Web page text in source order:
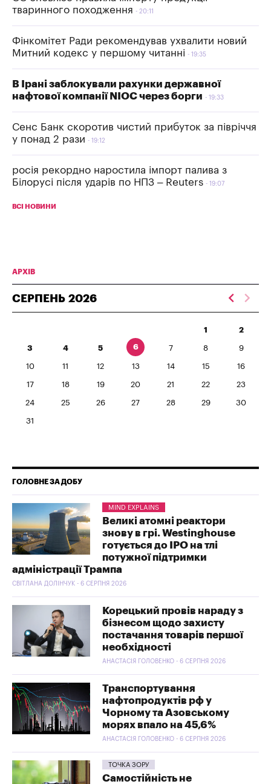
тваринного походження
20:11
Фінкомітет Ради рекомендував ухвалити новий
Митний кодекс у першому читанні
19:35
В Ірані заблокували рахунки державної
нафтової компанії NIOC через борги
19:33
Сенс Банк скоротив чистий прибуток за півріччя
у понад 2 рази
19:12
росія рекордно наростила імпорт палива з
Білорусі після ударів по НПЗ – Reuters
19:07
ВСІ НОВИНИ
АРХІВ
СЕРПЕНЬ 2026
1 2
3 4 5 6 7 8 9
10 11 12 13 14 15 16
17 18 19 20 21 22 23
24 25 26 27 28 29 30
31
ГОЛОВНЕ ЗА ДОБУ
MIND EXPLAINS
Великі атомні реактори
знову в грі. Westinghouse
готується до IPO на тлі
потужної підтримки
адміністрації Трампа
СВІТЛАНА ДОЛІНЧУК - 6 СЕРПНЯ 2026
Корецький провів нараду з
бізнесом щодо захисту
постачання товарів першої
необхідності
АНАСТАСІЯ ГОЛОВЕНКО - 6 СЕРПНЯ 2026
Транспортування
нафтопродуктів рф у
Чорному та Азовському
морях впало на 45,6%
АНАСТАСІЯ ГОЛОВЕНКО - 6 СЕРПНЯ 2026
ТОЧКА ЗОРУ
Самостійність не